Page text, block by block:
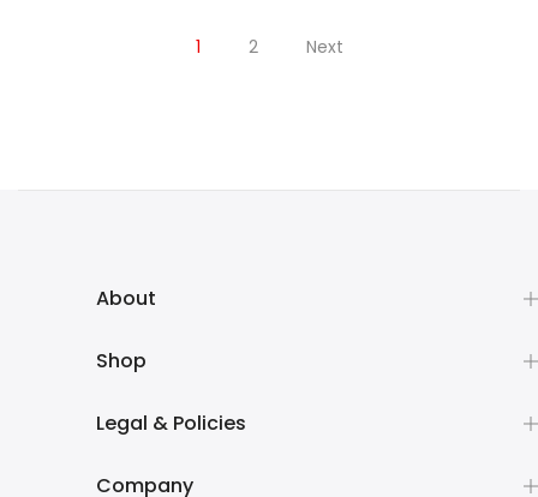
1 2 Next
About
Shop
Legal & Policies
Company